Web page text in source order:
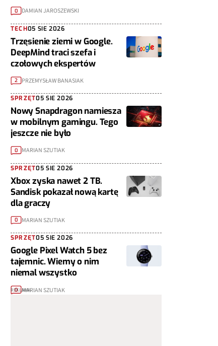
0 DAMIAN JAROSZEWSKI
TECH05 SIE 2026
Trzęsienie ziemi w Google.
DeepMind traci szefa i
czołowych ekspertów
2 PRZEMYSŁAW BANASIAK
SPRZĘT05 SIE 2026
Nowy Snapdragon namiesza
w mobilnym gamingu. Tego
jeszcze nie było
0 MARIAN SZUTIAK
SPRZĘT05 SIE 2026
Xbox zyska nawet 2 TB.
Sandisk pokazał nową kartę
dla graczy
0 MARIAN SZUTIAK
SPRZĘT05 SIE 2026
Google Pixel Watch 5 bez
tajemnic. Wiemy o nim
niemal wszystko
0 MARIAN SZUTIAK